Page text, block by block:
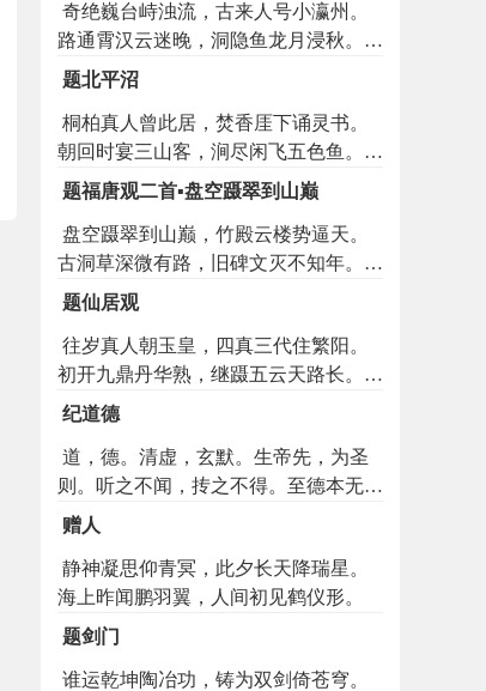
奇绝巍台峙浊流，古来人号小瀛州。
路通霄汉云迷晚，洞隐鱼龙月浸秋。举
手摘星河有浪，自天图画笔无钩。将军
题北平沼
桐柏真人曾此居，焚香厓下诵灵书。
朝回时宴三山客，涧尽闲飞五色鱼。天
柱一峰凝碧玉，神灯千点散红蕖。宝芝
题福唐观二首▪盘空蹑翠到山巅
盘空蹑翠到山巅，竹殿云楼势逼天。
古洞草深微有路，旧碑文灭不知年。八
州物象通檐外，万里烟霞在目前。自是
题仙居观
往岁真人朝玉皇，四真三代住繁阳。
初开九鼎丹华熟，继蹑五云天路长。烟
锁翠岚迷旧隐，池凝寒镜贮秋光。时从
纪道德
道，德。清虚，玄默。生帝先，为圣
则。听之不闻，抟之不得。至德本无
为，人中多自惑。在洗心而息虑，亦知
而必克。既鼓铸于乾坤品物，信充仞乎
东西南北。三皇高拱兮任以自然，五帝
垂衣兮修之不忒。以心体之者为四海之
娥者为伐命之斧，蕴奇谋广智者为盗国
赠人
静神凝思仰青冥，此夕长天降瑞星。
海上昨闻鹏羽翼，人间初见鹤仪形。
题剑门
谁运乾坤陶冶功，铸为双剑倚苍穹。